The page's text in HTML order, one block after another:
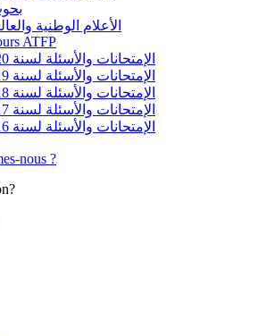
الأعلام الوطنية
ATFP
الإمتحانات والأسئلة لسنة 2020
الإمتحانات والأسئلة لسنة 2019
الإمتحانات والأسئلة لسنة 2018
الإمتحانات والأسئلة لسنة 2017
الإمتحانات والأسئلة لسنة 2016
nous ?